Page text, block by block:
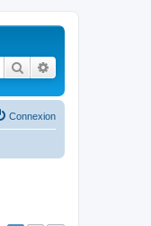
Rechercher
Connexion